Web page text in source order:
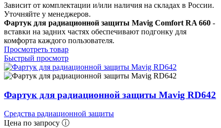
Зависит от комплектации и/или наличия на складах в России.
Уточняйте у менеджеров.
Фартук для радиационной защиты Mavig Comfort RA 660 -
вставки на задних частях обеспечивают подгонку для
комфорта каждого пользователя.
Просмотреть товар
Быстрый просмотр
Фартук для радиационной защиты Mavig RD642
Средства радиационной защиты
Цена по запросу ⓘ